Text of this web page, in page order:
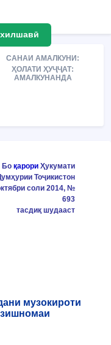
САНАИ АМАЛКУНИ:
ҲОЛАТИ ҲУҶҶАТ:
АМАЛКУНАНДА
Бо қарори Ҳукумати
Тоҷикистон
соли 2014, №
693
тасдиқ шудааст
музокироти